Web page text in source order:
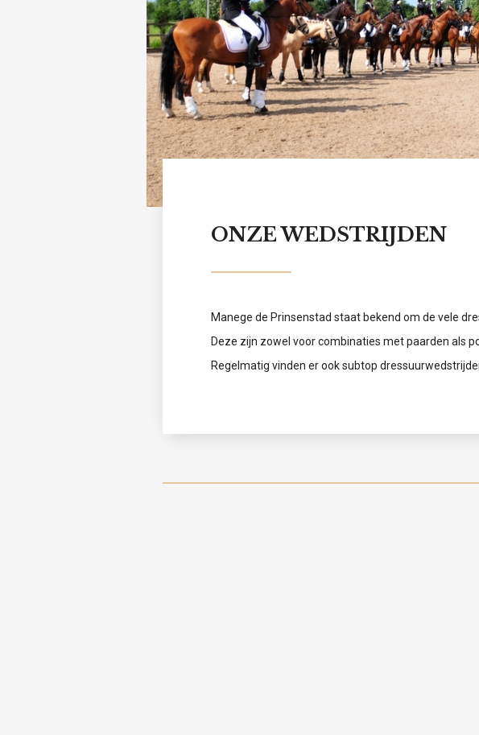
ONZE WEDSTRIJDEN
Manege de Prinsenstad staat bekend om de vele
Deze zijn zowel voor combinaties met paarden als
Regelmatig vinden er ook subtop